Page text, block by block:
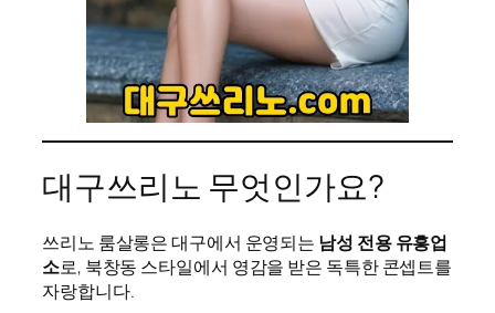
대구쓰리노 무엇인가요?
쓰리노 룸살롱은 대구에서 운영되는 남성 전용 유흥업
소로, 북창동 스타일에서 영감을 받은 독특한 콘셉트를
자랑합니다.